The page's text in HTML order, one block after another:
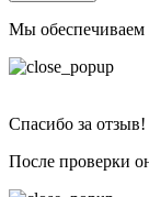
Мы
Спасибо за отзыв!
После проверки